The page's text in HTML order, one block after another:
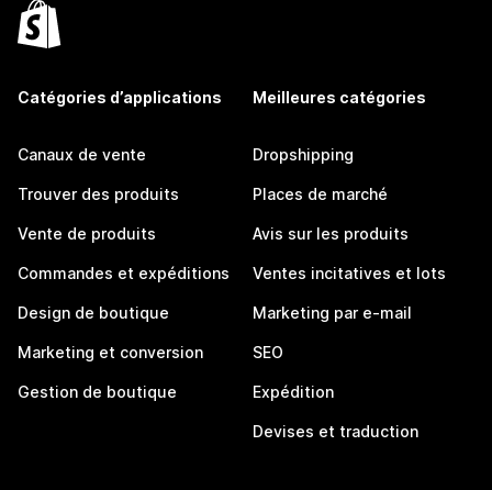
Catégories d’applications
Canaux de vente
Trouver des produits
Vente de produits
Commandes et expéditions
Design de boutique
Marketing et conversion
Gestion de boutique
Meilleures catégories
Dropshipping
Places de marché
Avis sur les produits
Ventes incitatives et lots
Marketing par e-mail
SEO
Expédition
Devises et traduction